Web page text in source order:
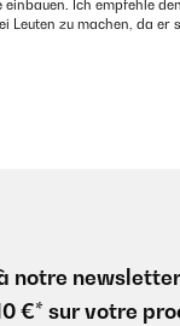
Ich empfehle
Leuten zu machen, da er
notre
€* sur votre